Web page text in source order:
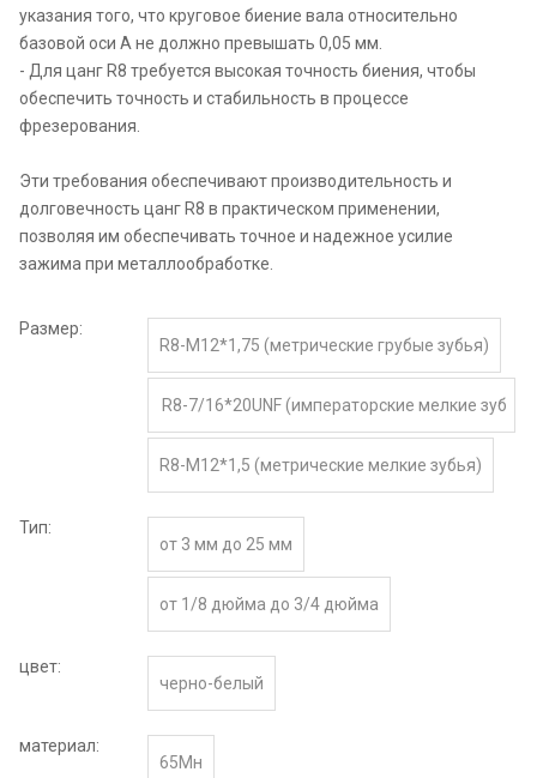
указания того, что круговое биение вала относительно
базовой оси A не должно превышать 0,05 мм.
- Для цанг R8 требуется высокая точность биения, чтобы
обеспечить точность и стабильность в процессе
фрезерования.
Эти требования обеспечивают производительность и
долговечность цанг R8 в практическом применении,
позволяя им обеспечивать точное и надежное усилие
зажима при металлообработке.
Размер:
R8-M12*1,75 (метрические грубые зубья)
R8-7/16*20UNF (императорские мелкие зуб
R8-M12*1,5 (метрические мелкие зубья)
Тип:
от 3 мм до 25 мм
от 1/8 дюйма до 3/4 дюйма
цвет:
черно-белый
материал:
65Мн